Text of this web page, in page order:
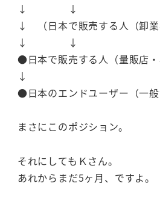
↓ ↓
↓ （日本で販売する人（卸業
↓ ↓
●日本で販売する人（量販店・
↓
●日本のエンドユーザー（一般
まさにこのポジション。
それにしてもＫさん。
あれからまだ5ヶ月、ですよ。